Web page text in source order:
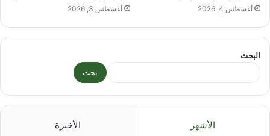
أغسطس 4, 2026 أغسطس 3, 2026
البحث
بحث
الأشهر الأخيرة